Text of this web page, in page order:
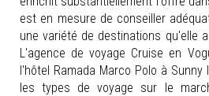
est en mesure de conseiller
une variété de destinations qu'elle
L'agence de voyage Cruise en
l'hôtel Ramada Marco Polo à
les types de voyage sur le